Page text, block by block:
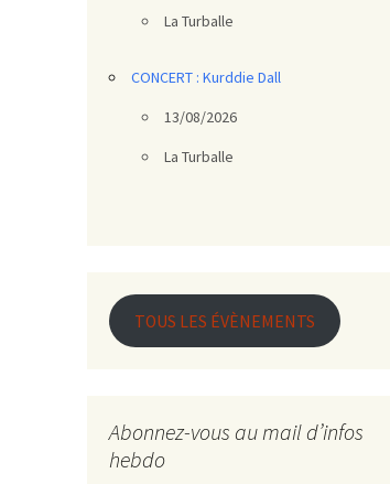
La Turballe
CONCERT : Kurddie Dall
13/08/2026
La Turballe
TOUS LES ÉVÈNEMENTS
Abonnez-vous au mail d’infos
hebdo